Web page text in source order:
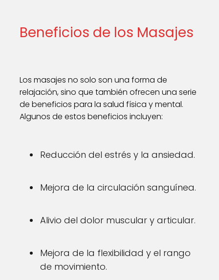
Beneficios de los Masajes
Los masajes no solo son una forma de
relajación, sino que también ofrecen una serie
de beneficios para la salud física y mental.
Algunos de estos beneficios incluyen:
Reducción del estrés y la ansiedad.
Mejora de la circulación sanguínea.
Alivio del dolor muscular y articular.
Mejora de la flexibilidad y el rango
de movimiento.